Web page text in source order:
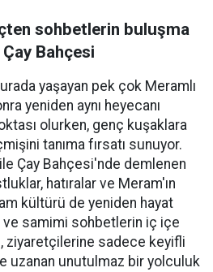
sohbetlerin buluşma
Bahçesi
yaşayan pek çok Meramlı
yeniden aynı heyecanı
olurken, genç kuşaklara
tanıma fırsatı sunuyor.
Çay Bahçesi'nde demlenen
hatıralar ve Meram'ın
kültürü de yeniden hayat
ve samimi sohbetlerin iç içe
ziyaretçilerine sadece keyifli
uzanan unutulmaz bir yolculuk